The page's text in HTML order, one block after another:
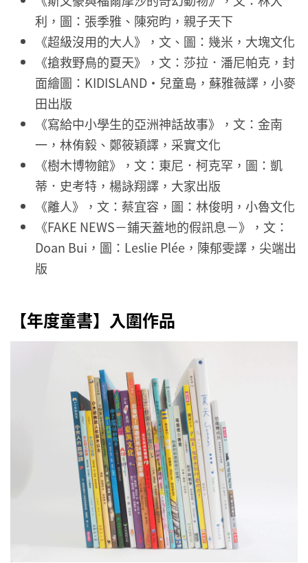
利，圖：張季雅、陳宛昀，親子天下
《超級沒用的大人》，文、圖：幾米，大塊文化
《搶救野鳥的夏天》，文：莎拉．潘尼帕克，封
面繪圖：KIDISLAND・兒童島，蘇雅薇譯，小麥
田出版
《寫給中小學生的亞洲神話故事》，文：金南
一，林侑毅、鄭筱穎譯，采實文化
《樹木博物館》，文：東尼．柯克罕，圖：凱
蒂．史考特，楊詠翔譯，大家出版
《離人》，文：蔡宜容，圖：林俊明，小魯文化
《FAKE NEWS－鋪天蓋地的假訊息－》，文：
Doan Bui，圖：Leslie Plée，陳郁雯譯，尖端出
版
【年度童書】入圍作品